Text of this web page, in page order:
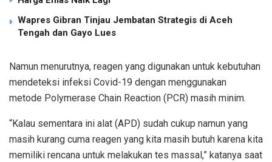
Wapres Gibran Tinjau Jembatan Strategis di Aceh
Tengah dan Gayo Lues
Namun menurutnya, reagen yang digunakan untuk kebutuhan
mendeteksi infeksi Covid-19 dengan menggunakan
metode Polymerase Chain Reaction (PCR) masih minim.
“Kalau sementara ini alat (APD) sudah cukup namun yang
masih kurang cuma reagen yang kita masih butuh karena kita
memiliki rencana untuk melakukan tes massal,” katanya saat